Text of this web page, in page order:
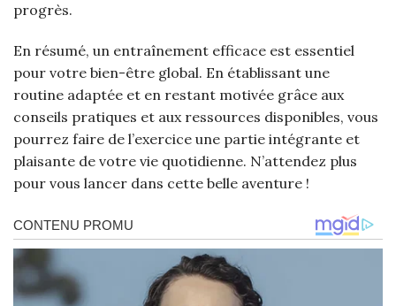
progrès.
En résumé, un entraînement efficace est essentiel
pour votre bien-être global. En établissant une
routine adaptée et en restant motivée grâce aux
conseils pratiques et aux ressources disponibles, vous
pourrez faire de l’exercice une partie intégrante et
plaisante de votre vie quotidienne. N’attendez plus
pour vous lancer dans cette belle aventure !